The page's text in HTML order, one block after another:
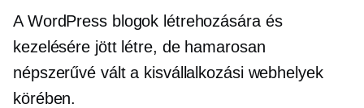
A WordPress blogok létrehozására és
kezelésére jött létre, de hamarosan
népszerűvé vált a kisvállalkozási webhelyek
körében.